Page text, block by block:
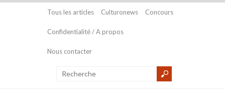
Tous les articles Culturonews Concours
Confidentialité / A propos
Nous contacter